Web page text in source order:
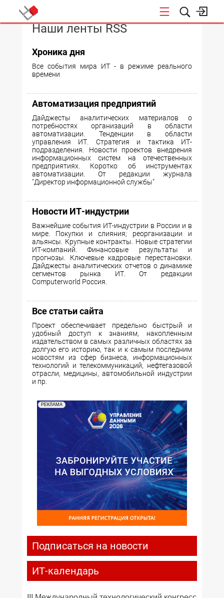
КОНФЕРЕНЦИИ
Наши ленты RSS
Хроника дня
Все события мира ИТ - в режиме реального
времени
Автоматизация предприятий
Дайджесты аналитических материалов о
потребностях организаций в области
автоматизации. Тенденции в области
управления ИТ. Стратегия и тактика ИТ-
подразделения. Новости проектов внедрения
информационных систем на отечественных
предприятиях. Коротко об инструментах
автоматизации. От редакции журнала
"Директор информационной службы"
Новости ИТ-индустрии
Важнейшие события ИТ-индустрии в России и в
мире. Покупки и слияния; реорганизации и
альянсы. Крупные контракты. Новые стратегии
ИТ-компаний. Финансовые результаты и
прогнозы. Ключевые кадровые перестановки.
Дайджесты аналитических отчетов о динамике
сегментов рынка ИТ. От редакции
Computerworld Россия.
Все статьи сайта
Проект обеспечивает предельно быстрый и
удобный доступ к знаниям, накопленным
издательством в самых различных областях за
долгую его историю, так и к самым последним
новостям из сфер бизнеса, информационных
технологий и телекоммуникаций, нефтегазовой
отрасли, медицины, автомобильной индустрии
и пр.
РЕКЛАМА
Подписаться на новости
ИТ-календарь